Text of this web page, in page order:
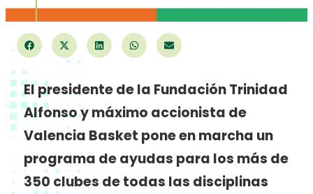
El presidente de la Fundación Trinidad
Alfonso y máximo accionista de
Valencia Basket pone en marcha un
programa de ayudas para los más de
350 clubes de todas las disciplinas